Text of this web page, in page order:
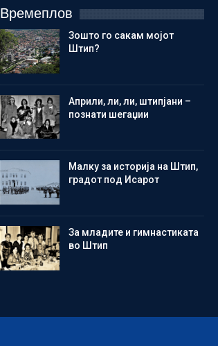
Времеплов
Зошто го сакам мојот
Штип?
Aприли, ли, ли, штипјани –
познати шегаџии
Малку за историја на Штип,
градот под Исарот
Зa младите и гимнастиката
во Штип